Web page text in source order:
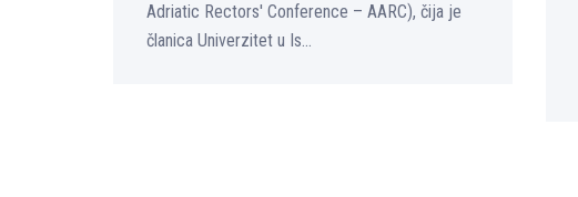
Adriatic Rectors' Conference – AARC), čija je
članica Univerzitet u Is...